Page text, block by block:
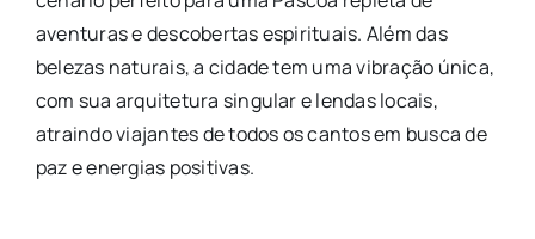
aventuras e descobertas espirituais. Além das
belezas naturais, a cidade tem uma vibração única,
com sua arquitetura singular e lendas locais,
atraindo viajantes de todos os cantos em busca de
paz e energias positivas.